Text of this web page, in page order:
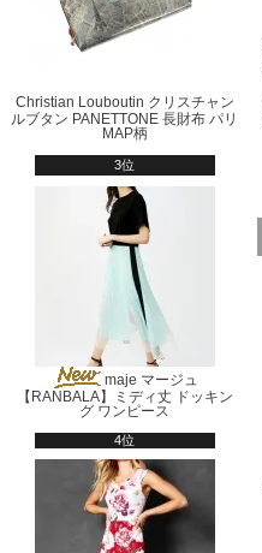
Christian Louboutin クリスチャン
ルブタン PANETTONE 長財布 パリ
MAP柄
3位
maje マージュ
【RANBALA】ミディ丈 ドッキン
グ ワンピース
4位